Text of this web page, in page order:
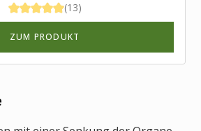
(13)
ZUM PRODUKT